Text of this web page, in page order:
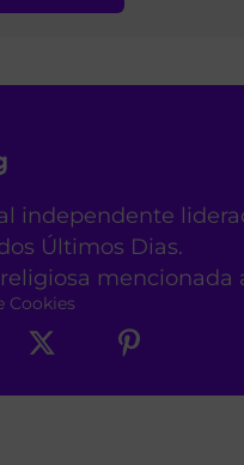
independente
Últimos Dias.
mencionada
Cookies